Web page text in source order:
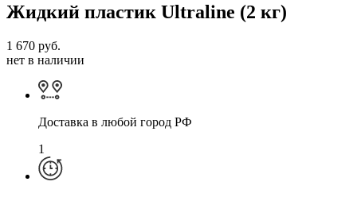
Жидкий пластик Ultraline (2 кг)
1 670 руб.
нет в наличии
Доставка в любой город РФ
1